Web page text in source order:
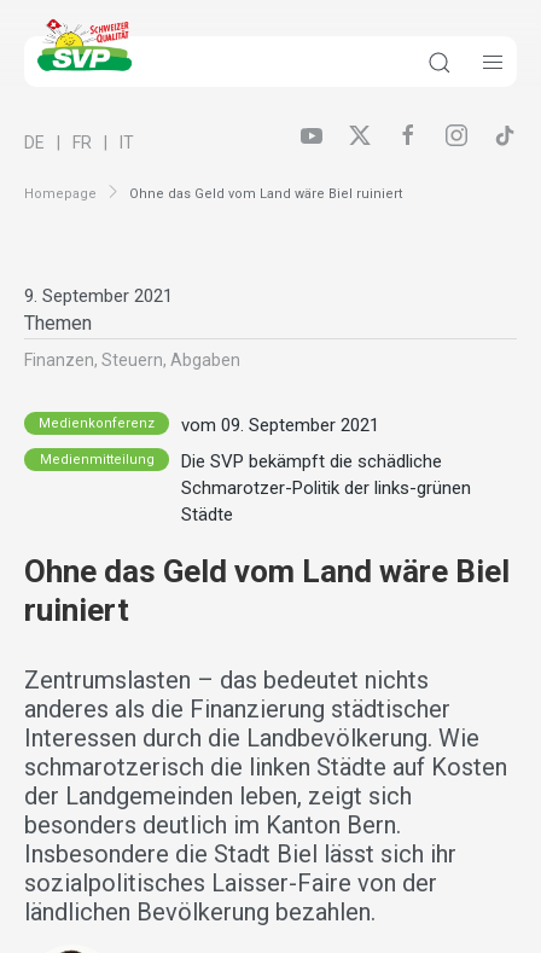
Homepage Ohne das Geld vom Land wäre Biel ruiniert
DE FR IT
9. September 2021
Themen
Finanzen, Steuern, Abgaben
Medienkonferenz vom 09. September 2021
Medienmitteilung
Die SVP bekämpft die schädliche
Schmarotzer-Politik der links-grünen
Städte
Ohne das Geld vom Land wäre Biel
ruiniert
Zentrumslasten – das bedeutet nichts
anderes als die Finanzierung städtischer
Interessen durch die Landbevölkerung. Wie
schmarotzerisch die linken Städte auf Kosten
der Landgemeinden leben, zeigt sich
besonders deutlich im Kanton Bern.
Insbesondere die Stadt Biel lässt sich ihr
sozialpolitisches Laisser-Faire von der
ländlichen Bevölkerung bezahlen.